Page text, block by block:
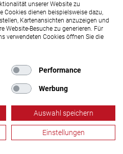
Datenschutz
Social-​Media Ka­nä­le
unserer Website zu
Cookies dienen beispielsweise dazu,
Kartenansichten anzuzeigen und
Website-Besuche zu generieren. Für
verwendeten Cookies öffnen Sie die
Performance
Werbung
Auswahl speichern
Einstellungen